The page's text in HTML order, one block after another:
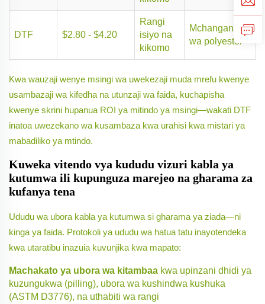
DTF $2.80 - $4.20
Rangi
isiyo na
kikomo
Mchanganyiko
wa polyester
Kwa wauzaji wenye msingi wa uwekezaji muda mrefu kwenye
usambazaji wa kifedha na utunzaji wa faida, kuchapisha
kwenye skrini hupanua ROI ya mitindo ya msingi—wakati DTF
inatoa uwezekano wa kusambaza kwa urahisi kwa mistari ya
mabadiliko ya mtindo.
Kuweka vitendo vya kududu vizuri kabla ya
kutumwa ili kupunguza marejeo na gharama za
kufanya tena
Ududu wa ubora kabla ya kutumwa si gharama ya ziada—ni
kinga ya faida. Protokoli ya ududu wa hatua tatu inayotendeka
kwa utaratibu inazuia kuvunjika kwa mapato:
Machakato ya ubora wa kitambaa kwa upinzani dhidi ya
kuzungukwa (pilling), ubora wa kushindwa kushuka
(ASTM D3776), na uthabiti wa rangi